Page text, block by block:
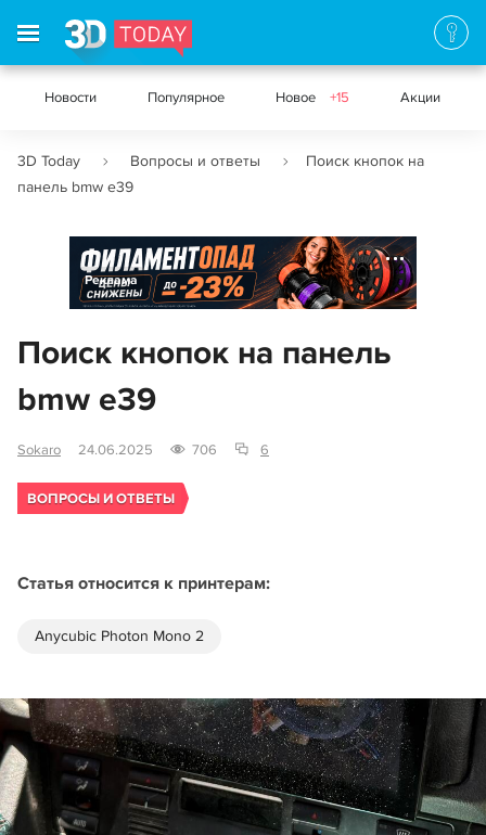
Новости Популярное Новое +15 Акции
3D Today Вопросы и ответы
Поиск кнопок на
панель bmw e39
Реклама
Поиск кнопок на панель
bmw e39
Sokaro 24.06.2025 706 6
ВОПРОСЫ И ОТВЕТЫ
Статья относится к принтерам:
Anycubic Photon Mono 2